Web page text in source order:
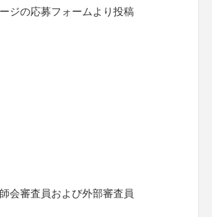
ジの応募フォームより投稿
会審査員および外部審査員